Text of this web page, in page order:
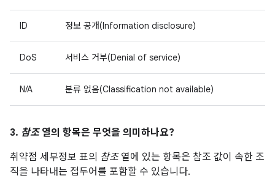
ID 정보 공개(Information disclosure)
DoS 서비스 거부(Denial of service)
N/A 분류 없음(Classification not available)
3. 참조열의 항목은 무엇을 의미하나요?
취약점 세부정보 표의 참조열에 있는 항목은 참조 값이 속한 조
직을 나타내는 접두어를 포함할 수 있습니다.